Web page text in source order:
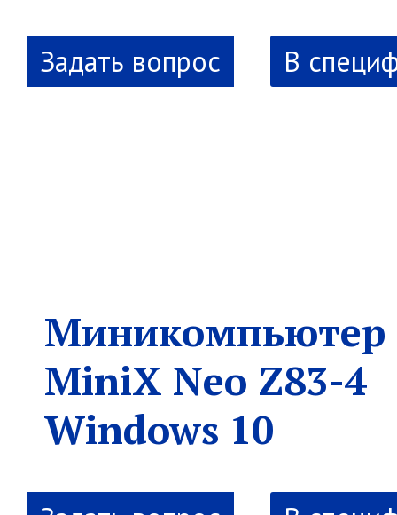
В
Миникомпьютер
MiniX Neo Z83-4
Windows 10